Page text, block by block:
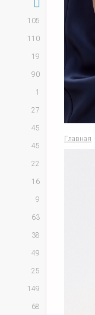
105
110
19
90
1
27
45
45
22
16
9
63
38
49
25
149
68
Главная